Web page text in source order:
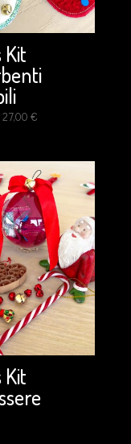
Kit
27,00€
prezzo:
da
24,00 €
a
27,00 €
Kit